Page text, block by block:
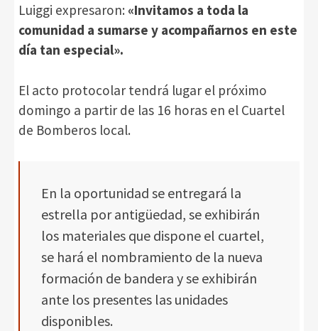
Luiggi expresaron: «Invitamos a toda la
comunidad a sumarse y acompañarnos en este
día tan especial».
El acto protocolar tendrá lugar el próximo
domingo a partir de las 16 horas en el Cuartel
de Bomberos local.
En la oportunidad se entregará la
estrella por antigüedad, se exhibirán
los materiales que dispone el cuartel,
se hará el nombramiento de la nueva
formación de bandera y se exhibirán
ante los presentes las unidades
disponibles.